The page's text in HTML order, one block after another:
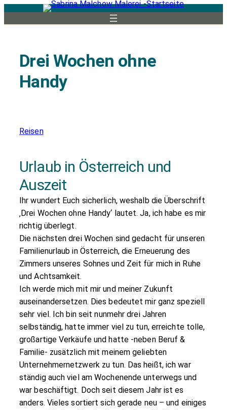
Zum
Inhalt
Drei Wochen ohne
Handy
Reisen
Urlaub in Österreich und
Auszeit
Ihr wundert Euch sicherlich, weshalb die Überschrift
‚Drei Wochen ohne Handy‘ lautet. Ja, ich habe es mir
richtig überlegt.
Die nächsten drei Wochen sind gedacht für unseren
Familienurlaub in Österreich, die Erneuerung des
Zimmers unseres Sohnes und Zeit für mich in Ruhe
und Achtsamkeit.
Ich werde mich mit mir und meiner Zukunft
auseinandersetzen. Dies bedeutet mir ganz speziell
sehr viel. Ich bin seit nunmehr drei Jahren
selbständig, hatte immer viel zu tun, erreichte tolle,
großartige Verkäufe und hatte -neben Beruf &
Familie- zusätzlich mit meinem geliebten
Unternehmernetzwerk zu tun. Das heißt, ich war
ständig auch viel am Wochenende unterwegs und
war beschäftigt. Doch seit diesem Jahr ist es
anders. Vieles sortiert sich gerade neu – und einiges